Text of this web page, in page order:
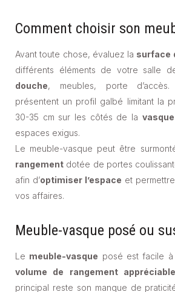
Comment choisir son
Avant toute chose, évaluez la surface
différents éléments de votre salle
douche, meubles, porte d’accès.
présentent un profil galbé limitant la
30-35 cm sur les côtés de la vasque
espaces exigus.
Le meuble-vasque peut être
rangement dotée de portes
afin d’optimiser l’espace et
vos affaires.
Meuble-vasque posé ou
Le meuble-vasque posé est facile
volume de rangement appréciable
principal reste son manque de